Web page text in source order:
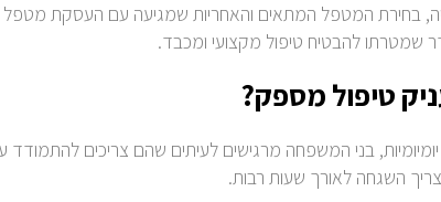
בחירת המטפל המתאים והאחריות שמגיעה עם העסקת מטפל
שמטרתו להבטיח טיפול מקצועי ומכבד.
טיפול מספק?
בני המשפחה מרגישים לעיתים שהם צריכים
השגחה לאורך שעות רבות.